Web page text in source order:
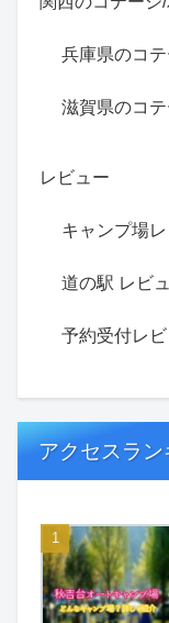
兵庫県のコ
滋賀県のコ
レビュー
キャンプ場
道の駅 レビ
予約受付レ
アクセスラ